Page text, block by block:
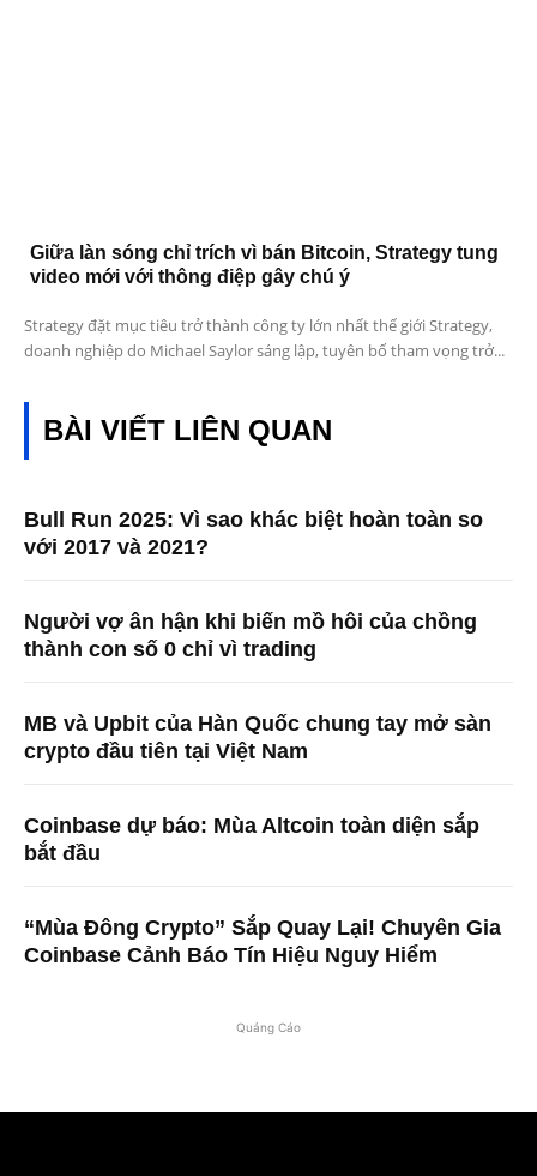
Giữa làn sóng chỉ trích vì bán Bitcoin, Strategy tung
video mới với thông điệp gây chú ý
Strategy đặt mục tiêu trở thành công ty lớn nhất thế giới Strategy,
doanh nghiệp do Michael Saylor sáng lập, tuyên bố tham vọng trở...
BÀI VIẾT LIÊN QUAN
Bull Run 2025: Vì sao khác biệt hoàn toàn so
với 2017 và 2021?
Người vợ ân hận khi biến mồ hôi của chồng
thành con số 0 chỉ vì trading
MB và Upbit của Hàn Quốc chung tay mở sàn
crypto đầu tiên tại Việt Nam
Coinbase dự báo: Mùa Altcoin toàn diện sắp
bắt đầu
“Mùa Đông Crypto” Sắp Quay Lại! Chuyên Gia
Coinbase Cảnh Báo Tín Hiệu Nguy Hiểm
Quảng Cáo